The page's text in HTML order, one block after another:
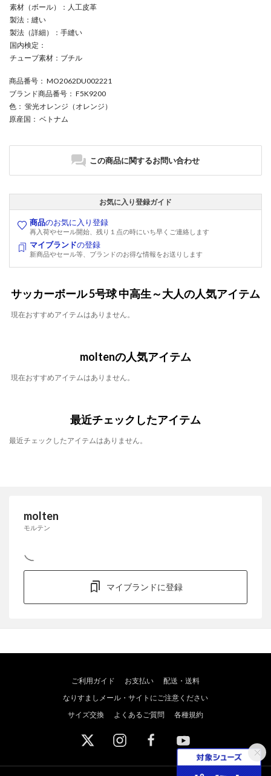
素材（ボール）：人工皮革
製法：縫い
製法（詳細）：手縫い
国内検定：
チューブ素材：ブチル
商品番号 ： MO2062DU002221
ブランド商品番号 ： F5K9200
色 ： 蛍光オレンジ（オレンジ）
原産国 ： ベトナム
この商品に関するお問い合わせ
お気に入り登録ガイド
商品のお気に入り登録
再入荷やセール開始、残り１点の時にいち早くご連絡します
マイブランドの登録
新商品やセール等、ブランドのお得な情報をお送りします
サッカーボール 5号球 中高生～大人の人気アイテム
現在おすすめアイテムはありません。
moltenの人気アイテム
現在おすすめアイテムはありません。
最近チェックしたアイテム
最近チェックしたアイテムはありません。
molten
モルテン
マイブランドに登録
ご利用ガイド お支払い
配送・送料
なりすましメール・サイトにご注意ください
サイズ交換
よくあるご質問 各種規約